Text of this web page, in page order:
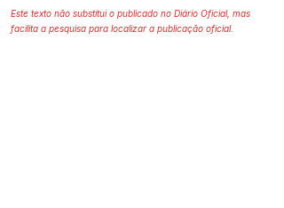
Este texto não substitui o publicado no Diário Oficial, mas
facilita a pesquisa para localizar a publicação oficial.